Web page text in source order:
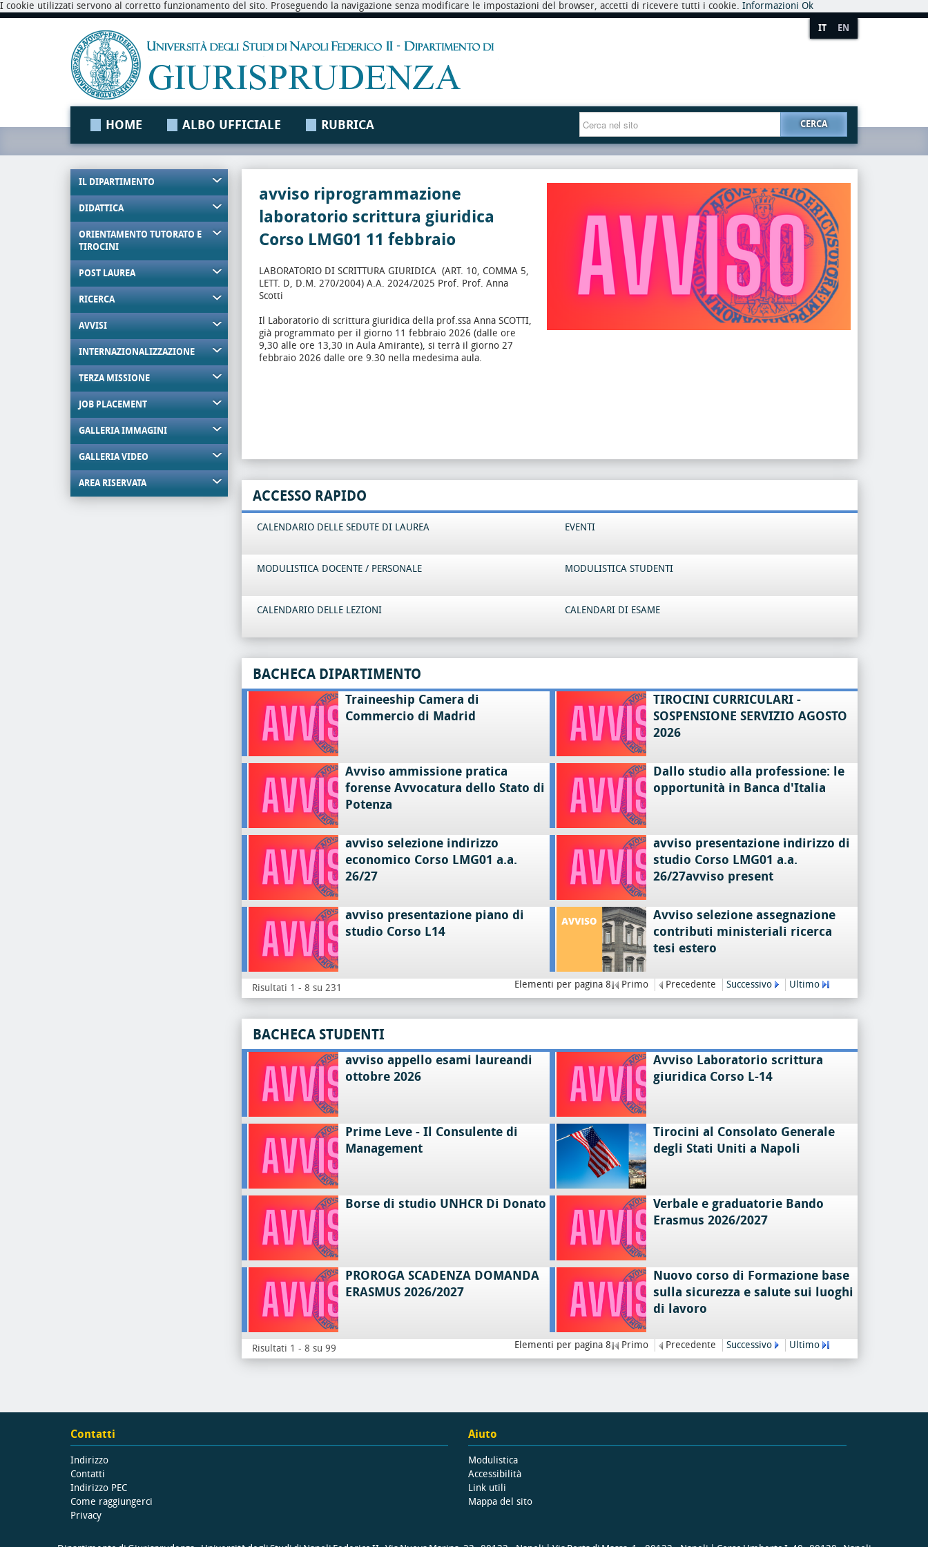
I cookie utilizzati servono al corretto funzionamento del sito. Proseguendo la navigazione senza modificare le impostazioni del browser, accetti di ricevere tutti i cookie. Informazioni Ok
IT EN
HOME ALBO UFFICIALE RUBRICA CERCA
IL DIPARTIMENTO
DIDATTICA
ORIENTAMENTO TUTORATO E
TIROCINI
POST LAUREA
RICERCA
AVVISI
INTERNAZIONALIZZAZIONE
TERZA MISSIONE
JOB PLACEMENT
GALLERIA IMMAGINI
GALLERIA VIDEO
AREA RISERVATA
avviso riprogrammazione
laboratorio scrittura giuridica
Corso LMG01 11 febbraio
LABORATORIO DI SCRITTURA GIURIDICA (ART. 10, COMMA 5,
LETT. D, D.M. 270/2004) A.A. 2024/2025 Prof. Prof. Anna
Scotti
Il Laboratorio di scrittura giuridica della prof.ssa Anna SCOTTI,
già programmato per il giorno 11 febbraio 2026 (dalle ore
9,30 alle ore 13,30 in Aula Amirante), si terrà il giorno 27
febbraio 2026 dalle ore 9.30 nella medesima aula.
ACCESSO RAPIDO
CALENDARIO DELLE SEDUTE DI LAUREA EVENTI
MODULISTICA DOCENTE / PERSONALE MODULISTICA STUDENTI
CALENDARIO DELLE LEZIONI CALENDARI DI ESAME
BACHECA DIPARTIMENTO
Traineeship Camera di
Commercio di Madrid
TIROCINI CURRICULARI -
SOSPENSIONE SERVIZIO AGOSTO
2026
Avviso ammissione pratica
forense Avvocatura dello Stato di
Potenza
Dallo studio alla professione: le
opportunità in Banca d'Italia
avviso selezione indirizzo
economico Corso LMG01 a.a.
26/27
avviso presentazione indirizzo di
studio Corso LMG01 a.a.
26/27avviso present
avviso presentazione piano di
studio Corso L14
Avviso selezione assegnazione
contributi ministeriali ricerca
tesi estero
Risultati 1 - 8 su 231 Elementi per pagina 8 Primo Precedente Successivo Ultimo
BACHECA STUDENTI
avviso appello esami laureandi
ottobre 2026
Avviso Laboratorio scrittura
giuridica Corso L-14
Prime Leve - Il Consulente di
Management
Tirocini al Consolato Generale
degli Stati Uniti a Napoli
Borse di studio UNHCR Di Donato
Verbale e graduatorie Bando
Erasmus 2026/2027
PROROGA SCADENZA DOMANDA
ERASMUS 2026/2027
Nuovo corso di Formazione base
sulla sicurezza e salute sui luoghi
di lavoro
Risultati 1 - 8 su 99 Elementi per pagina 8 Primo Precedente Successivo Ultimo
Contatti
Indirizzo
Contatti
Indirizzo PEC
Come raggiungerci
Privacy
Aiuto
Modulistica
Accessibilità
Link utili
Mappa del sito